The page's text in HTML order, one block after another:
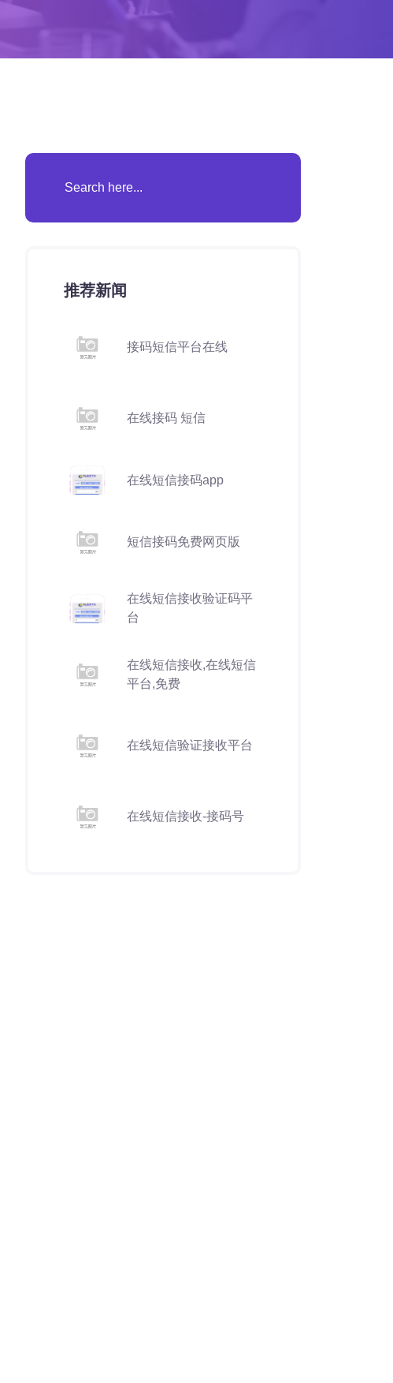
推荐新闻
接码短信平台在线
在线接码 短信
在线短信接码app
短信接码免费网页版
在线短信接收验证码平
台
在线短信接收,在线短信
平台,免费
在线短信验证接收平台
在线短信接收-接码号